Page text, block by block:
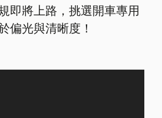
即將上路，挑選開車專用
偏光與清晰度！